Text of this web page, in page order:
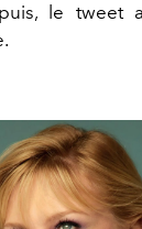
le tweet